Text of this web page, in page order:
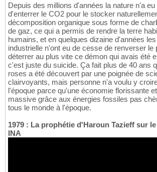
Depuis des millions d'années la nature n'a
d'enterrer le CO2 pour le stocker
décomposition organique sous forme de
de gaz, ce qui a permis de rendre la terre
humains, et en quelques dizaine d'années
industrielle n'ont eu de cesse de renverser le
déterrer au plus vite ce démon qui avais été
c'est juste du suicide. Ça fait plus de 40 ans
roses a été découvert par une poignée de
clairvoyants, mais personne n'a voulu y
l'époque parce qu'une économie florissante
massive grâce aux énergies fossiles pas
tous le monde à l'époque.
1979 : La prophétie d'Haroun Tazieff sur
INA